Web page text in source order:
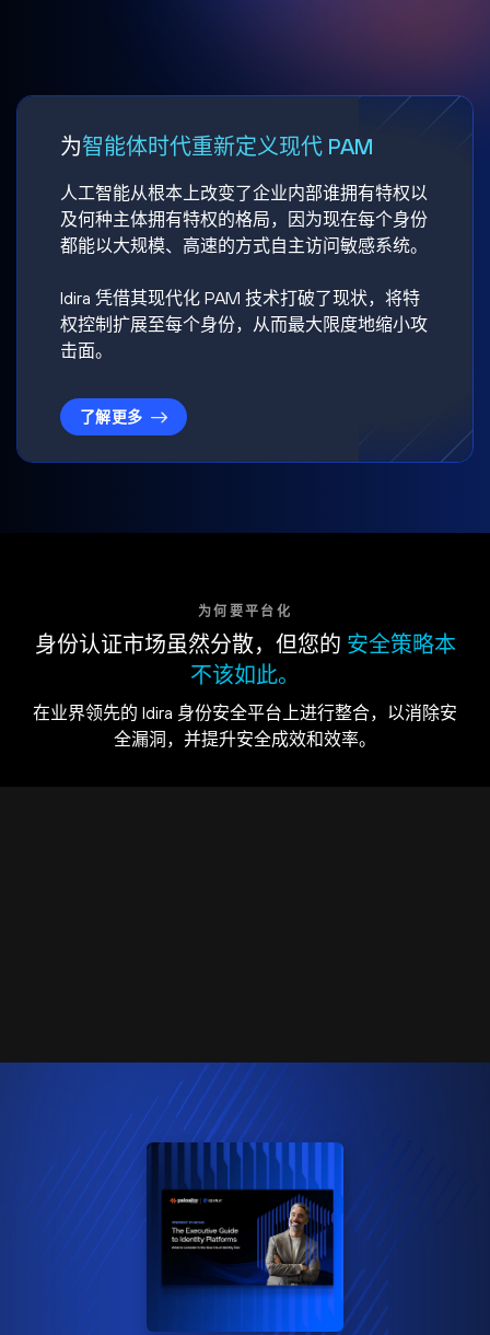
为智能体时代重新定义现代 PAM
人工智能从根本上改变了企业内部谁拥有特权以
及何种主体拥有特权的格局，因为现在每个身份
都能以大规模、高速的方式自主访问敏感系统。
Idira 凭借其现代化 PAM 技术打破了现状，将特
权控制扩展至每个身份，从而最大限度地缩小攻
击面。
了解更多
为何要平台化
身份认证市场虽然分散，但您的 安全策略本
不该如此。
在业界领先的 Idira 身份安全平台上进行整合，以消除安
全漏洞，并提升安全成效和效率。